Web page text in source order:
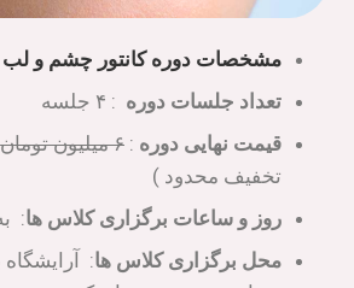
مشخصات دوره کانتور چشم و لب
تعداد جلسات دوره : ۴ جلسه
قیمت نهایی دوره : ۶ میلیون تومان
تخفیف محدود )
روز و ساعات برگزاری کلاس ها:
محل برگزاری کلاس ها: آرایشگاه